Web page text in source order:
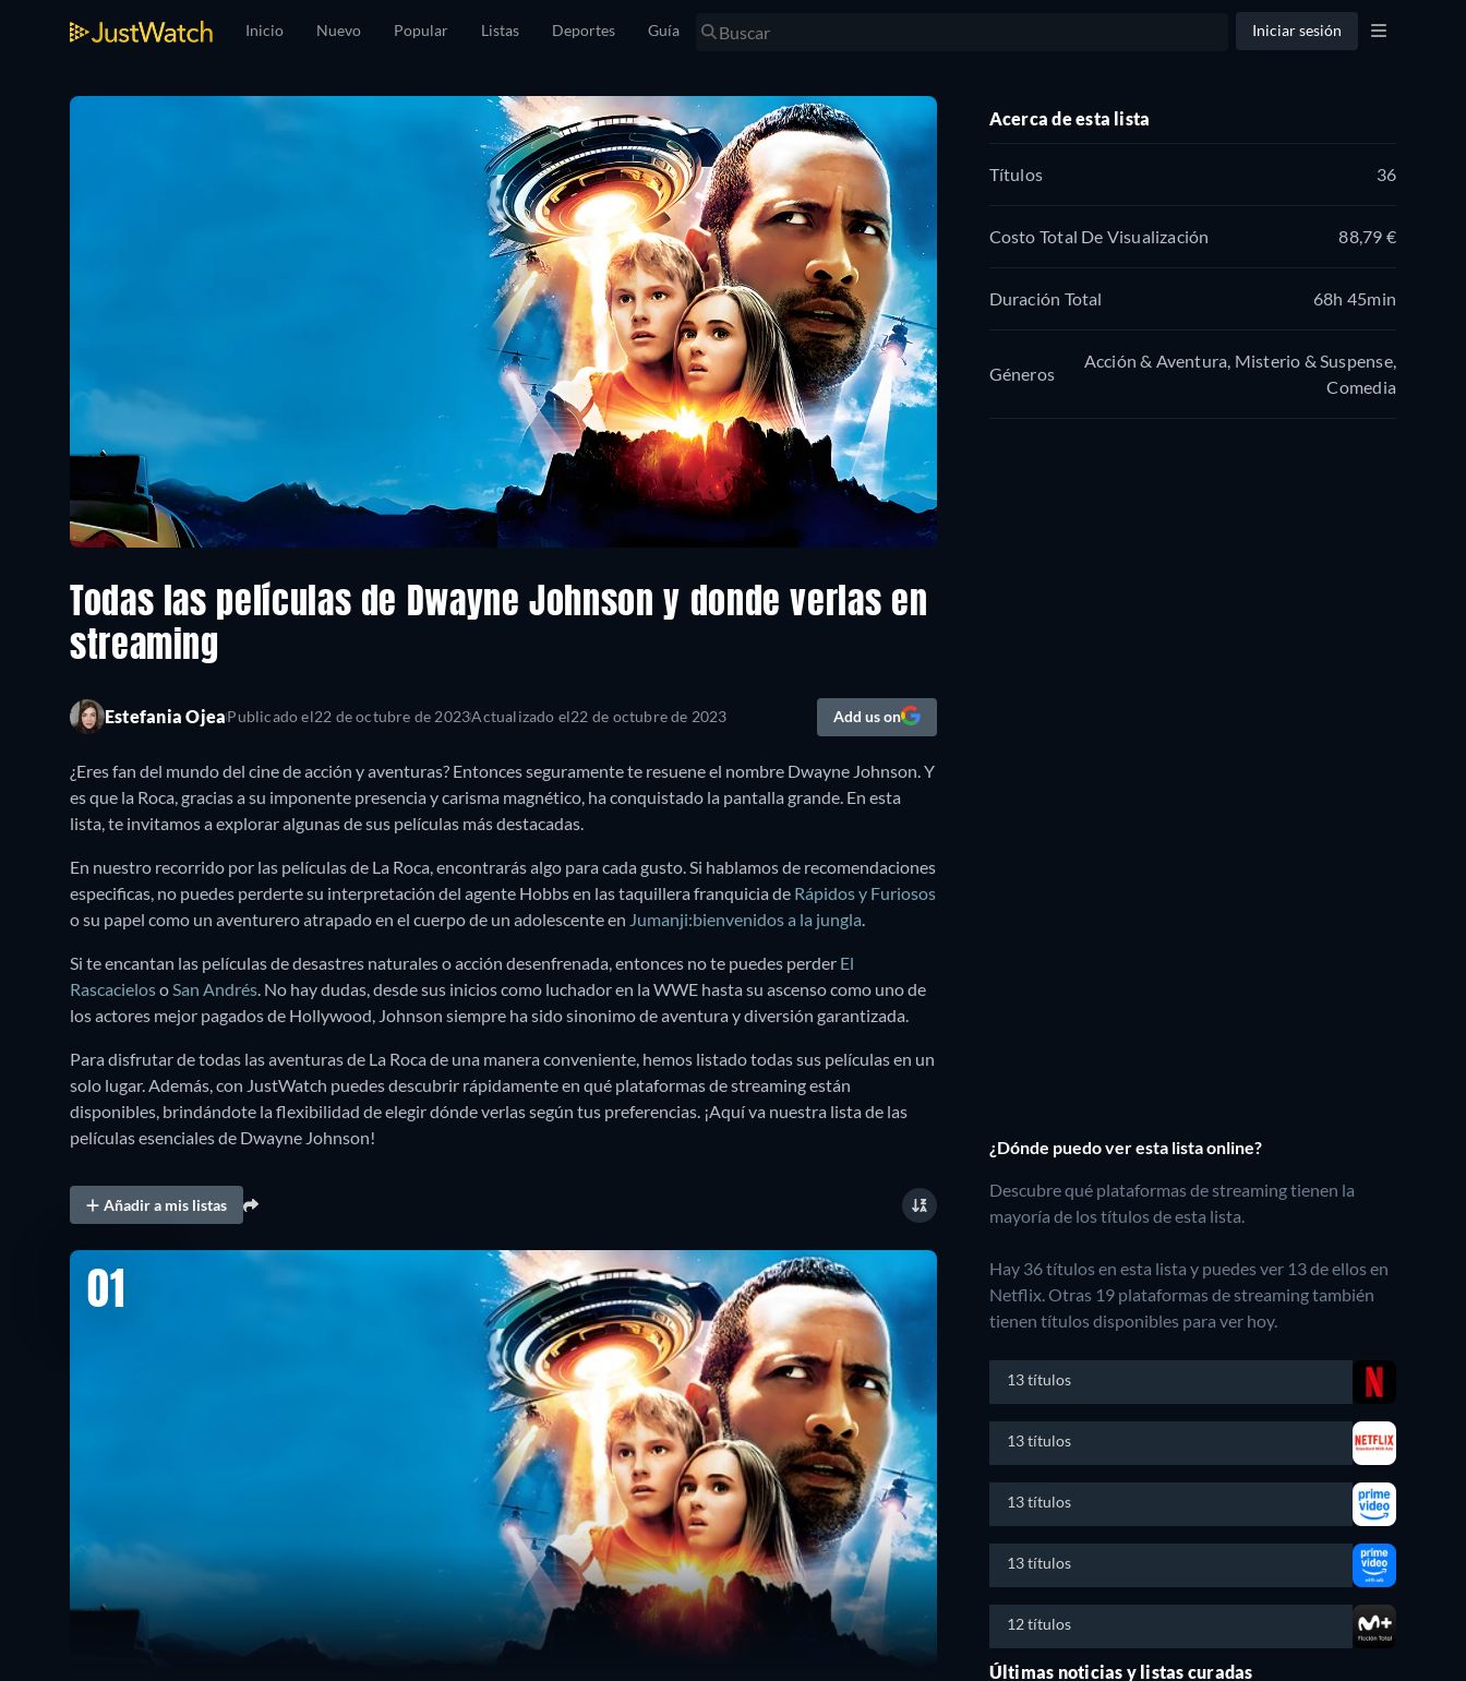
Inicio Nuevo Popular Listas Deportes Guía Iniciar sesión
Todas las películas de Dwayne Johnson y donde verlas en
streaming
Estefania OjeaPublicado el22 de octubre de 2023Actualizado el22 de octubre de 2023 Add us on
¿Eres fan del mundo del cine de acción y aventuras? Entonces seguramente te resuene el nombre Dwayne Johnson. Y
es que la Roca, gracias a su imponente presencia y carisma magnético, ha conquistado la pantalla grande. En esta
lista, te invitamos a explorar algunas de sus películas más destacadas.
En nuestro recorrido por las películas de La Roca, encontrarás algo para cada gusto. Si hablamos de recomendaciones
especificas, no puedes perderte su interpretación del agente Hobbs en las taquillera franquicia de Rápidos y Furiosos
o su papel como un aventurero atrapado en el cuerpo de un adolescente en Jumanji:bienvenidos a la jungla.
Si te encantan las películas de desastres naturales o acción desenfrenada, entonces no te puedes perder El
RascacielosoSan Andrés. No hay dudas, desde sus inicios como luchador en la WWE hasta su ascenso como uno de
los actores mejor pagados de Hollywood, Johnson siempre ha sido sinonimo de aventura y diversión garantizada.
Para disfrutar de todas las aventuras de La Roca de una manera conveniente, hemos listado todas sus películas en un
solo lugar. Además, con JustWatch puedes descubrir rápidamente en qué plataformas de streaming están
disponibles, brindándote la flexibilidad de elegir dónde verlas según tus preferencias. ¡Aquí va nuestra lista de las
películas esenciales de Dwayne Johnson!
Añadir a mis listas
01
Acerca de esta lista
Títulos 36
Costo Total De Visualización 88,79 €
Duración Total 68h 45min
Géneros
Acción & Aventura, Misterio & Suspense,
Comedia
¿Dónde puedo ver esta lista online?
Descubre qué plataformas de streaming tienen la
mayoría de los títulos de esta lista.
Hay 36 títulos en esta lista y puedes ver 13 de ellos en
Netflix.Otras 19 plataformas de streaming también
tienen títulos disponibles para ver hoy.
13 títulos
13 títulos
13 títulos
13 títulos
12 títulos
Últimas noticias y listas curadas